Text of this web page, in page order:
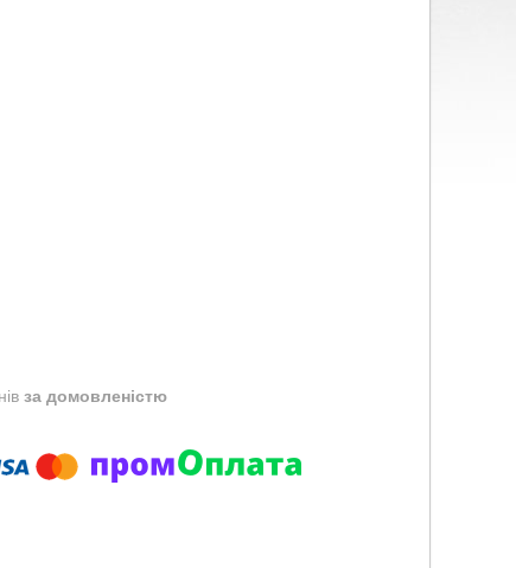
за домовленістю